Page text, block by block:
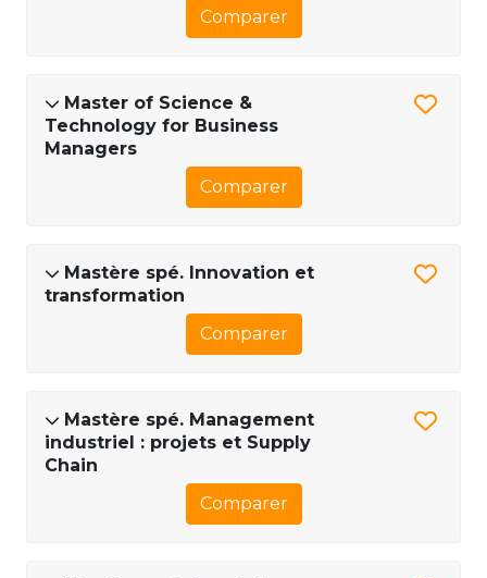
Comparer
Master of Science &
Technology for Business
Managers
Comparer
Mastère spé. Innovation et
transformation
Comparer
Mastère spé. Management
industriel : projets et Supply
Chain
Comparer